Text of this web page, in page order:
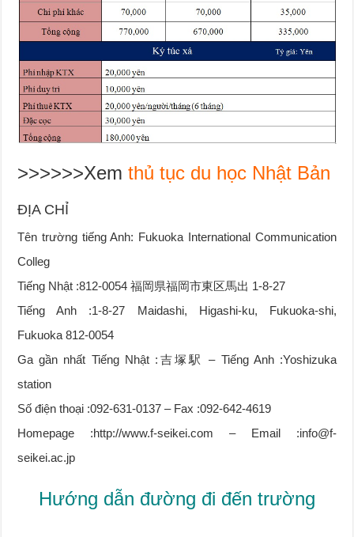
>>>>>>Xemthủ tục du học Nhật Bản
ĐỊA CHỈ
Tên trường tiếng Anh: Fukuoka International Communication
Colleg
Tiếng Nhật :812-0054 福岡県福岡市東区馬出 1-8-27
Tiếng Anh :1-8-27 Maidashi, Higashi-ku, Fukuoka-shi,
Fukuoka 812-0054
Ga gần nhất Tiếng Nhật :吉塚駅 – Tiếng Anh :Yoshizuka
station
Số điện thoại :092-631-0137 – Fax :092-642-4619
Homepage :http://www.f-seikei.com – Email :info@f-
seikei.ac.jp
Hướng dẫn đường đi đến trường